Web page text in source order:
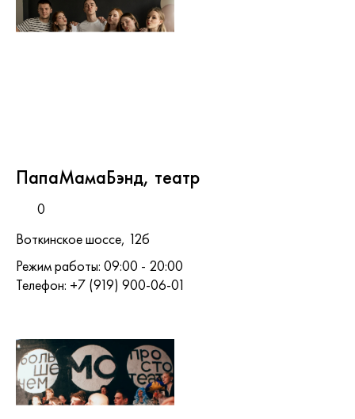
ПапаМамаБэнд, театр
0
Воткинское шоссе, 12б
Режим работы: 09:00 - 20:00
Телефон: +7 (919) 900-06-01